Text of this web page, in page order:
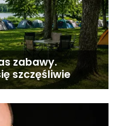
zabawy.
szczęśliwie